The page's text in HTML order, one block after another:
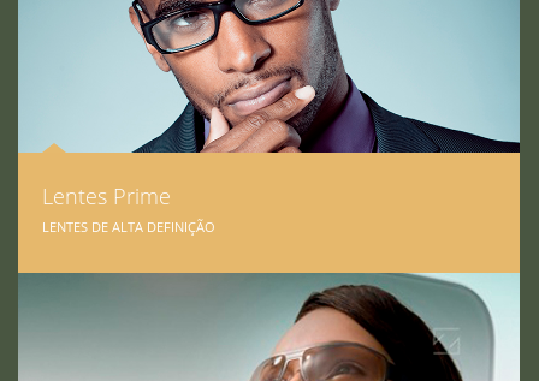
Lentes Prime
LENTES DE ALTA DEFINIÇÃO